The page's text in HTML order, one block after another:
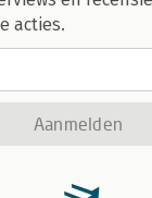
acties.
Aanmelden